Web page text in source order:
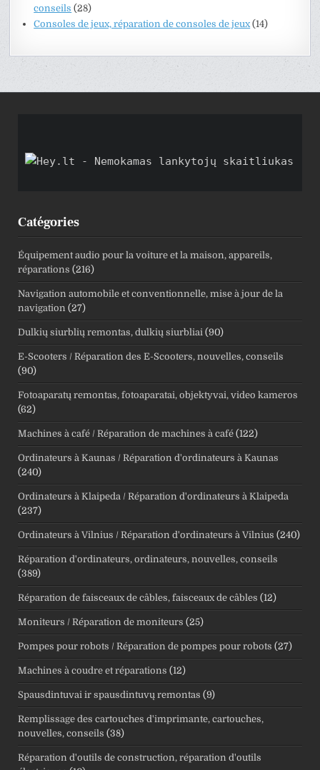
conseils (28)
Consoles de jeux, réparation de consoles de jeux(14)
Catégories
Équipement audio pour la voiture et la maison, appareils,
réparations (216)
Navigation automobile et conventionnelle, mise à jour de la
navigation (27)
Dulkių siurblių remontas, dulkių siurbliai (90)
E-Scooters / Réparation des E-Scooters, nouvelles, conseils
(90)
Fotoaparatų remontas, fotoaparatai, objektyvai, video kameros
(62)
Machines à café / Réparation de machines à café (122)
Ordinateurs à Kaunas / Réparation d'ordinateurs à Kaunas
(240)
Ordinateurs à Klaipeda / Réparation d'ordinateurs à Klaipeda
(237)
Ordinateurs à Vilnius / Réparation d'ordinateurs à Vilnius (240)
Réparation d'ordinateurs, ordinateurs, nouvelles, conseils
(389)
Réparation de faisceaux de câbles, faisceaux de câbles (12)
Moniteurs / Réparation de moniteurs (25)
Pompes pour robots / Réparation de pompes pour robots (27)
Machines à coudre et réparations (12)
Spausdintuvai ir spausdintuvų remontas (9)
Remplissage des cartouches d'imprimante, cartouches,
nouvelles, conseils (38)
Réparation d'outils de construction, réparation d'outils